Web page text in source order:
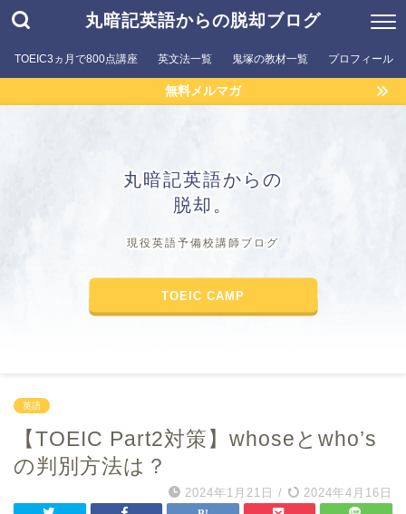
丸暗記英語からの脱却ブログ
TOEIC3ヵ月で800点講座 英文法一覧 鬼塚の教材一覧 プロフィール
無料メルマガ
丸暗記英語からの
脱却。
現役英語予備校講師ブログ
TOEIC CAMP
英語
【TOEIC Part2対策】whoseとwho’s
の判別方法は？
2024年1月21日 / 2024年4月16日